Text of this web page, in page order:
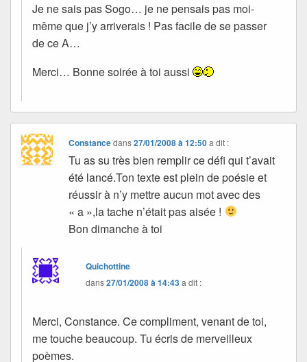
Je ne sais pas Sogo… je ne pensais pas moi-
même que j’y arriverais ! Pas facile de se passer
de ce A…
Merci… Bonne soirée à toi aussi
Constancedans27/01/2008 à 12:50 a dit :
Tu as su très bien remplir ce défi qui t’avait
été lancé.Ton texte est plein de poésie et
réussir à n’y mettre aucun mot avec des
« a »,la tache n’était pas aisée !
Bon dimanche à toi
Quichottine
dans27/01/2008 à 14:43a dit :
Merci, Constance. Ce compliment, venant de toi,
me touche beaucoup. Tu écris de merveilleux
poèmes.